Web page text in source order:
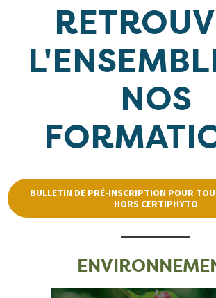
NOS
BULLETIN DE PRÉ-INSCRIPTION POUR
HORS CERTIPHYTO